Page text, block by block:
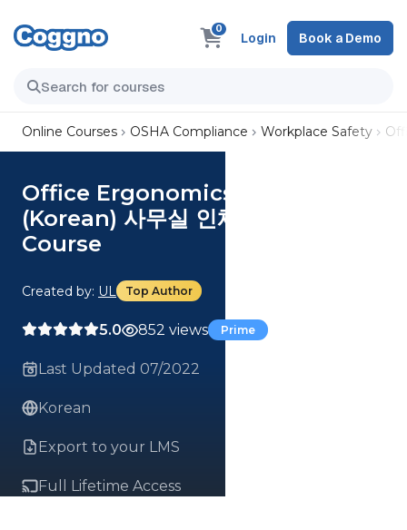
0
Login Book a Demo
Online Courses OSHA Compliance Workplace Safety
Office Ergonomics Essentials
(Korean) 사무실 인체공학 핵심
Course
Created by: UL Top Author
5.0 852 views Prime
Last Updated 07/2022
Korean
Export to your LMS
Full Lifetime Access